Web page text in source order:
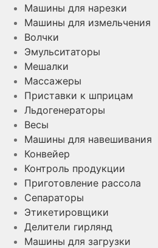
Машины для нарезки
Машины для измельчения
Волчки
Эмульситаторы
Мешалки
Массажеры
Приставки к шприцам
Льдогенераторы
Весы
Машины для навешивания
Конвейер
Контроль продукции
Приготовление рассола
Сепараторы
Этикетировщики
Делители гирлянд
Машины для загрузки